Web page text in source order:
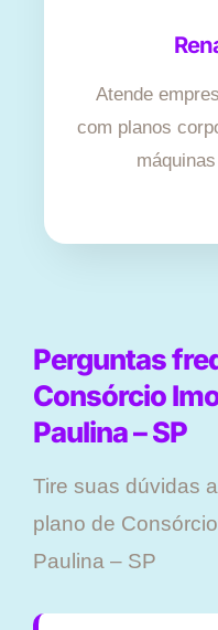
Atende
com planos
Perguntas
Consórcio
Paulina – SP
Tire suas dúvidas
plano ​de
Paulina – SP